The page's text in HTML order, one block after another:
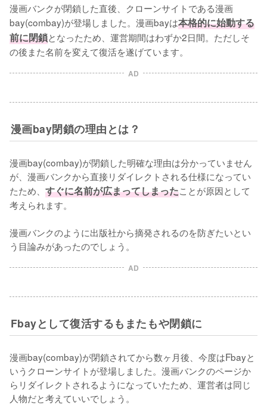
漫画バンクが閉鎖した直後、クローンサイトである漫画
bay(combay)が登場しました。漫画bayは本格的に始動する
前に閉鎖となったため、運営期間はわずか2日間。ただしそ
の後また名前を変えて復活を遂げています。
AD
漫画bay閉鎖の理由とは？
漫画bay(combay)が閉鎖した明確な理由は分かっていません
が、漫画バンクから直接リダイレクトされる仕様になってい
たため、 すぐに名前が広まってしまったことが原因として
考えられます。
漫画バンクのように出版社から摘発されるのを防ぎたいとい
う目論みがあったのでしょう。
AD
Fbayとして復活するもまたもや閉鎖に
漫画bay(combay)が閉鎖されてから数ヶ月後、今度はFbayと
いうクローンサイトが登場しました。漫画バンクのページか
らリダイレクトされるようになっていたため、運営者は同じ
人物だと考えていいでしょう。